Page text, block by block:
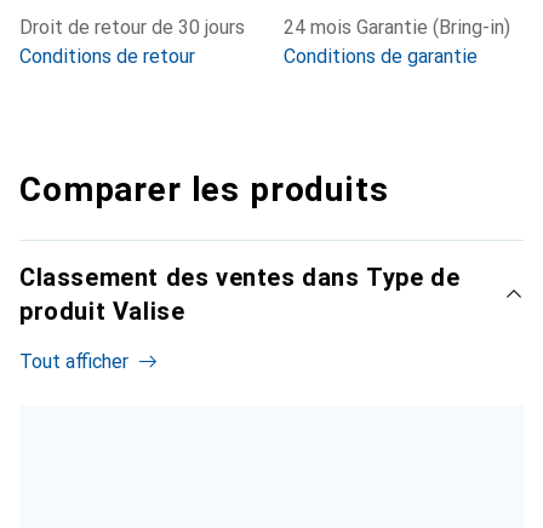
Droit de retour de 30 jours
Conditions de retour
24 mois Garantie (Bring-in)
Conditions de garantie
Comparer les produits
Classement des ventes dans Type de
produit Valise
Tout afficher